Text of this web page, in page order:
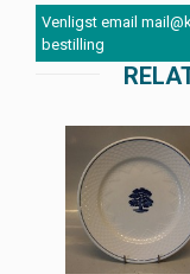
Venligst email
bestilling